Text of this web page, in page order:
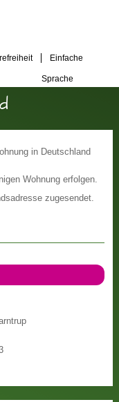
Einfache
Sprache
in Deutschland
Wohnung erfolgen.
zugesendet.